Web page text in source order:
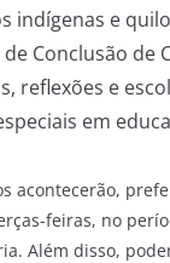
indígenas e
Conclusão de
reflexões e
em
acontecerão,
feiras, no
Além disso,